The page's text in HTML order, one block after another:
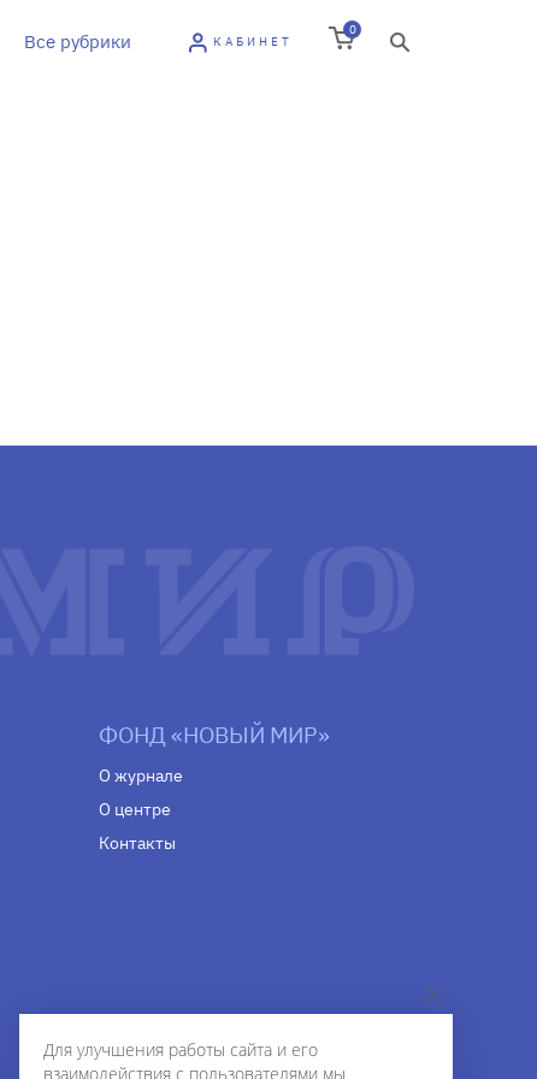
Все рубрики КАБИНЕТ
0
ФОНД «НОВЫЙ МИР»
О журнале
О центре
Контакты
Для улучшения работы сайта и его
взаимодействия с пользователями мы